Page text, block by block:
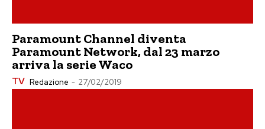
Paramount Channel diventa
Paramount Network, dal 23 marzo
arriva la serie Waco
TV Redazione - 27/02/2019